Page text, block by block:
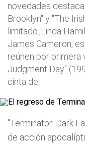
novedades
Brooklyn" y "The
limitado.,Linda
James Cameron,
reúnen por primera
Judgment Day"
cinta de
"Terminator: Dark
de acción